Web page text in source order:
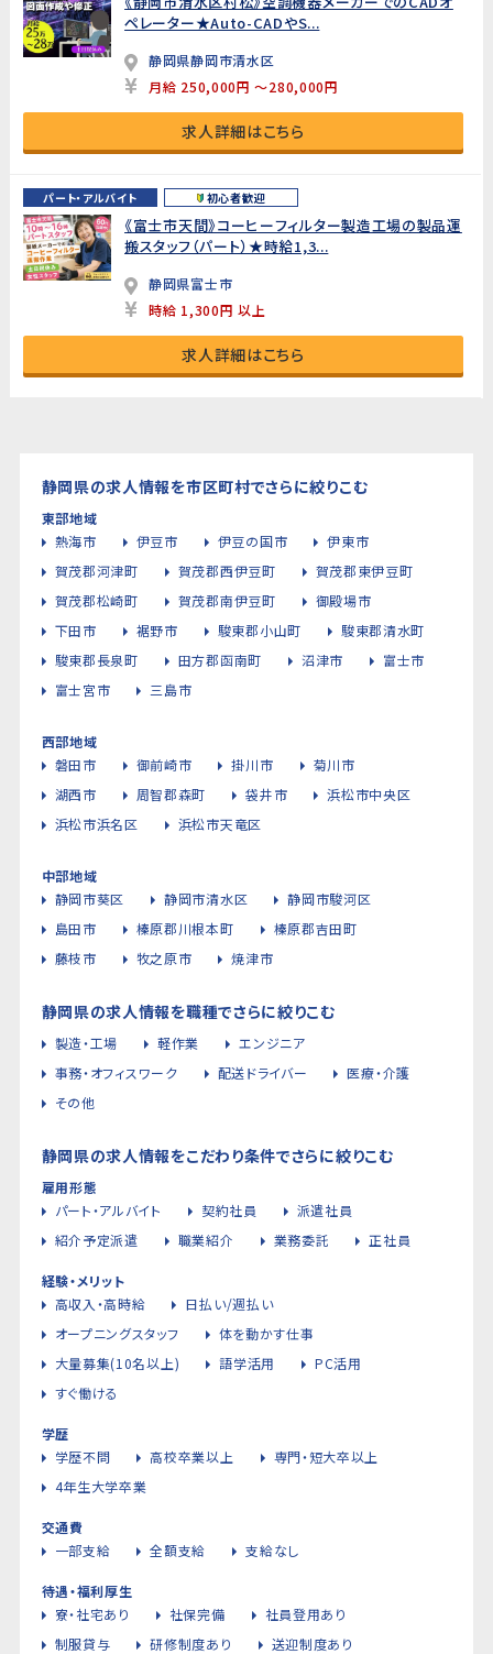
ペレーター★Auto-CADやS...
静岡県静岡市清水区
月給 250,000円 ～280,000円
求人詳細はこちら
パート・アルバイト 初心者歓迎
《富士市天間》コーヒーフィルター製造工場の製品運
搬スタッフ（パート）★時給1,3...
静岡県富士市
時給 1,300円 以上
求人詳細はこちら
静岡県の求人情報を市区町村でさらに絞りこむ
東部地域
熱海市
伊豆市 伊豆の国市
伊東市
賀茂郡河津町
賀茂郡西伊豆町
賀茂郡東伊豆町
賀茂郡松崎町
賀茂郡南伊豆町
御殿場市
下田市
裾野市 駿東郡小山町
駿東郡清水町
駿東郡長泉町
田方郡函南町 沼津市
富士市
富士宮市
三島市
西部地域
磐田市
御前崎市 掛川市
菊川市
湖西市
周智郡森町 袋井市
浜松市中央区
浜松市浜名区
浜松市天竜区
中部地域
静岡市葵区
静岡市清水区
静岡市駿河区
島田市
榛原郡川根本町
榛原郡吉田町
藤枝市
牧之原市 焼津市
静岡県の求人情報を職種でさらに絞りこむ
製造・工場 軽作業
エンジニア
事務・オフィスワーク
配送ドライバー
医療・介護
その他
静岡県の求人情報をこだわり条件でさらに絞りこむ
雇用形態
パート・アルバイト
契約社員
派遣社員
紹介予定派遣
職業紹介 業務委託 正社員
経験・メリット
高収入・高時給
日払い/週払い
オープニングスタッフ
体を動かす仕事
大量募集(10名以上)
語学活用
PC活用
すぐ働ける
学歴
学歴不問
高校卒業以上
専門・短大卒以上
4年生大学卒業
交通費
一部支給
全額支給 支給なし
待遇・福利厚生
寮・社宅あり
社保完備
社員登用あり
制服貸与
研修制度あり
送迎制度あり